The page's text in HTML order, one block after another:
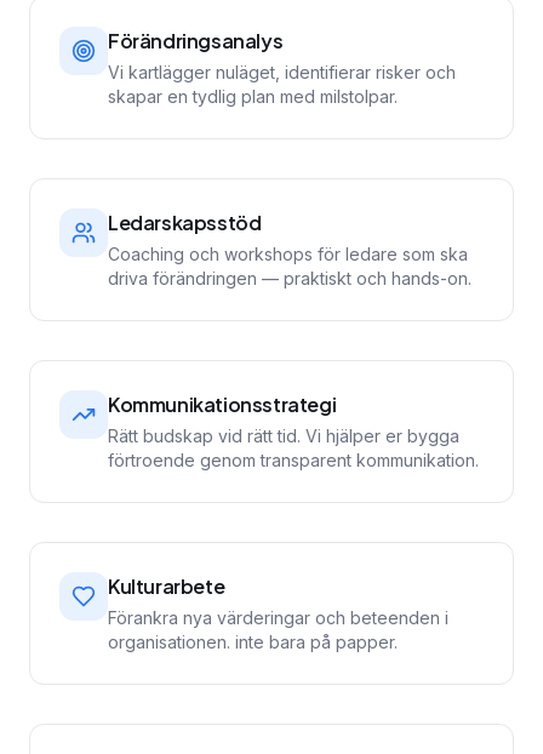
Förändringsanalys
Vi kartlägger nuläget, identifierar risker och
skapar en tydlig plan med milstolpar.
Ledarskapsstöd
Coaching och workshops för ledare som ska
driva förändringen — praktiskt och hands-on.
Kommunikationsstrategi
Rätt budskap vid rätt tid. Vi hjälper er bygga
förtroende genom transparent kommunikation.
Kulturarbete
Förankra nya värderingar och beteenden i
organisationen. inte bara på papper.